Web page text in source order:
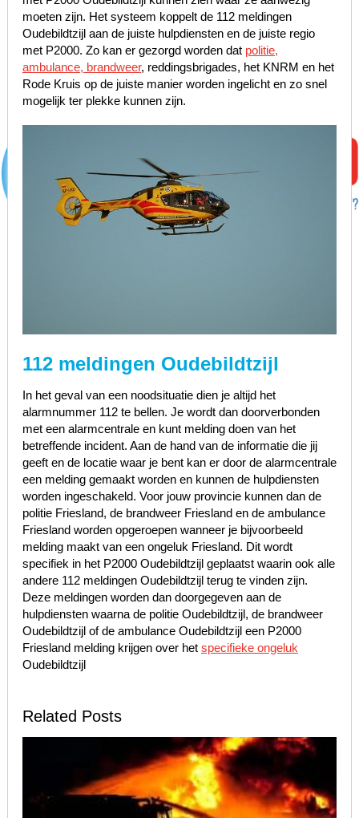
moeten zijn. Het systeem koppelt de 112 meldingen
Oudebildtzijl aan de juiste hulpdiensten en de juiste regio
met P2000. Zo kan er gezorgd worden dat politie,
ambulance, brandweer, reddingsbrigades, het KNRM en het
Rode Kruis op de juiste manier worden ingelicht en zo snel
mogelijk ter plekke kunnen zijn.
112 meldingen Oudebildtzijl
In het geval van een noodsituatie dien je altijd het
alarmnummer 112 te bellen. Je wordt dan doorverbonden
met een alarmcentrale en kunt melding doen van het
betreffende incident. Aan de hand van de informatie die jij
geeft en de locatie waar je bent kan er door de alarmcentrale
een melding gemaakt worden en kunnen de hulpdiensten
worden ingeschakeld. Voor jouw provincie kunnen dan de
politie Friesland, de brandweer Friesland en de ambulance
Friesland worden opgeroepen wanneer je bijvoorbeeld
melding maakt van een ongeluk Friesland. Dit wordt
specifiek in het P2000 Oudebildtzijl geplaatst waarin ook alle
andere 112 meldingen Oudebildtzijl terug te vinden zijn.
Deze meldingen worden dan doorgegeven aan de
hulpdiensten waarna de politie Oudebildtzijl, de brandweer
Oudebildtzijl of de ambulance Oudebildtzijl een P2000
Friesland melding krijgen over het specifieke ongeluk
Oudebildtzijl
Related Posts